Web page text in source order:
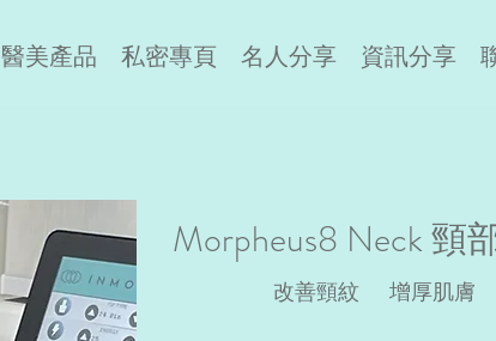
醫美產品 私密專頁 名人分享 資訊分享
Morpheus8 Neck 頸
改善頸紋 增厚肌膚